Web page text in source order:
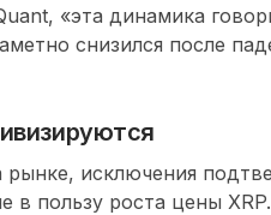
«эта динамика
снизился после
рынке, исключения
в пользу роста цены XRP